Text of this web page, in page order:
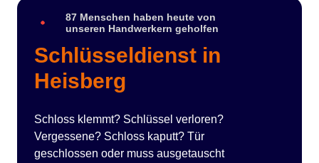
87 Menschen haben heute von
unseren Handwerkern geholfen
Schlüsseldienst in
Heisberg
Schloss klemmt? Schlüssel verloren?
Vergessene? Schloss kaputt? Tür
geschlossen oder muss ausgetauscht